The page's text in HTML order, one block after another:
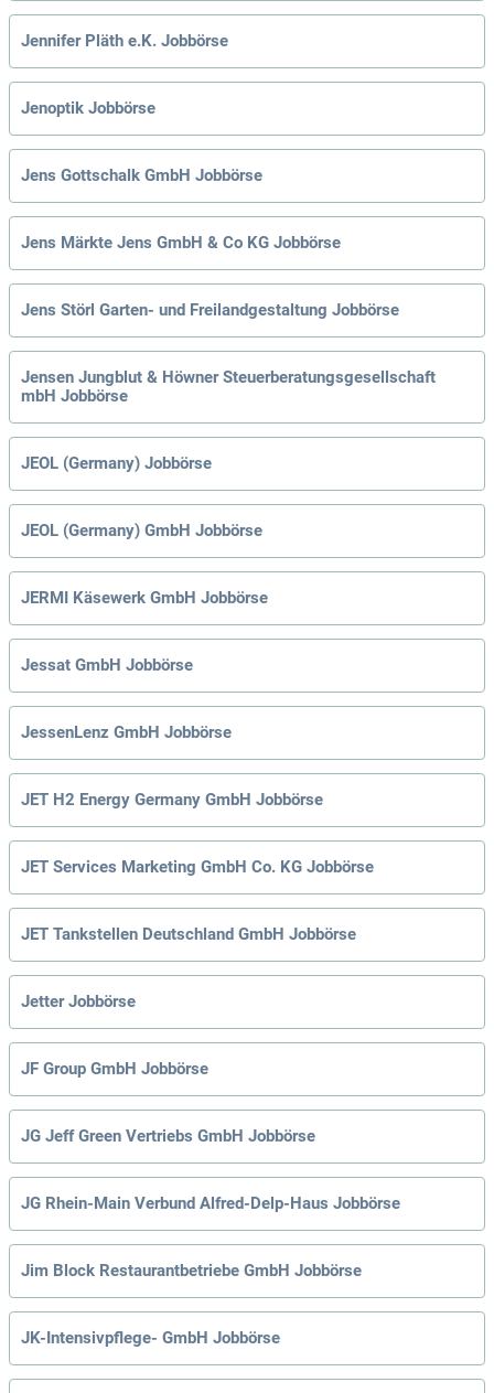
Jennifer Pläth e.K. Jobbörse
Jenoptik Jobbörse
Jens Gottschalk GmbH Jobbörse
Jens Märkte Jens GmbH & Co KG Jobbörse
Jens Störl Garten- und Freilandgestaltung Jobbörse
Jensen Jungblut & Höwner Steuerberatungsgesellschaft
mbH Jobbörse
JEOL (Germany) Jobbörse
JEOL (Germany) GmbH Jobbörse
JERMI Käsewerk GmbH Jobbörse
Jessat GmbH Jobbörse
JessenLenz GmbH Jobbörse
JET H2 Energy Germany GmbH Jobbörse
JET Services Marketing GmbH Co. KG Jobbörse
JET Tankstellen Deutschland GmbH Jobbörse
Jetter Jobbörse
JF Group GmbH Jobbörse
JG Jeff Green Vertriebs GmbH Jobbörse
JG Rhein-Main Verbund Alfred-Delp-Haus Jobbörse
Jim Block Restaurantbetriebe GmbH Jobbörse
JK-Intensivpflege- GmbH Jobbörse